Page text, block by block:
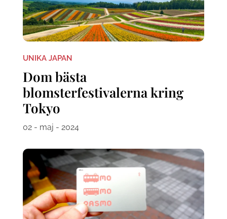
UNIKA JAPAN
Dom bästa
blomsterfestivalerna kring
Tokyo
02 - maj - 2024